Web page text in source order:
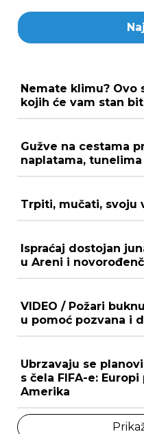
Nemate klimu?
kojih će vam stan
Gužve na cestama
naplatama,
Trpiti, mučati, svoju
Ispraćaj dostojan
u Areni i
VIDEO / Požari
u pomoć pozvana i
Ubrzavaju se
s čela FIFA-e:
Amerika